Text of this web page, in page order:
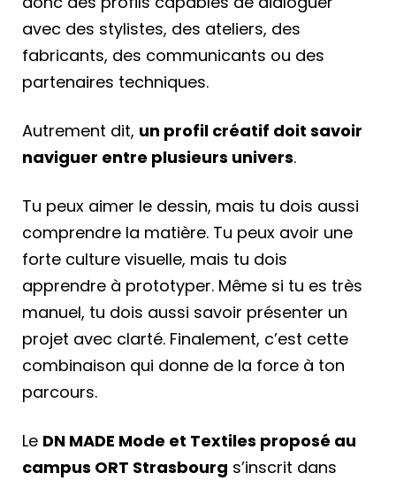
avec des stylistes, des ateliers, des
fabricants, des communicants ou des
partenaires techniques.
Autrement dit, un profil créatif doit savoir
naviguer entre plusieurs univers.
Tu peux aimer le dessin, mais tu dois aussi
comprendre la matière. Tu peux avoir une
forte culture visuelle, mais tu dois
apprendre à prototyper. Même si tu es très
manuel, tu dois aussi savoir présenter un
projet avec clarté. Finalement, c’est cette
combinaison qui donne de la force à ton
parcours.
Le DN MADE Mode et Textiles proposé au
campus ORT Strasbourg s’inscrit dans